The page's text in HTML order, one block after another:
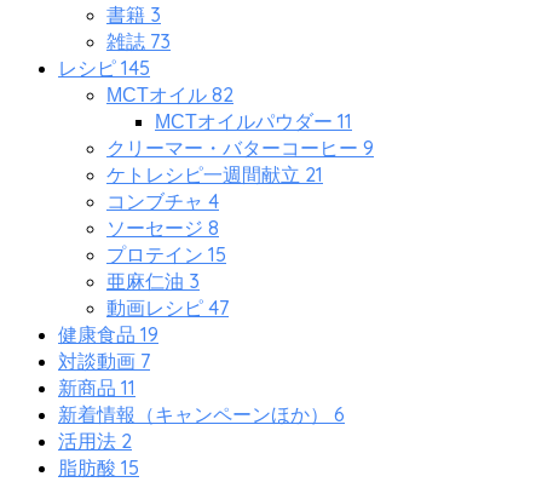
書籍 3
雑誌 73
レシピ 145
MCTオイル 82
MCTオイルパウダー 11
クリーマー・バターコーヒー 9
ケトレシピ一週間献立 21
コンブチャ 4
ソーセージ 8
プロテイン 15
亜麻仁油 3
動画レシピ 47
健康食品 19
対談動画 7
新商品 11
新着情報（キャンペーンほか） 6
活用法 2
脂肪酸 15